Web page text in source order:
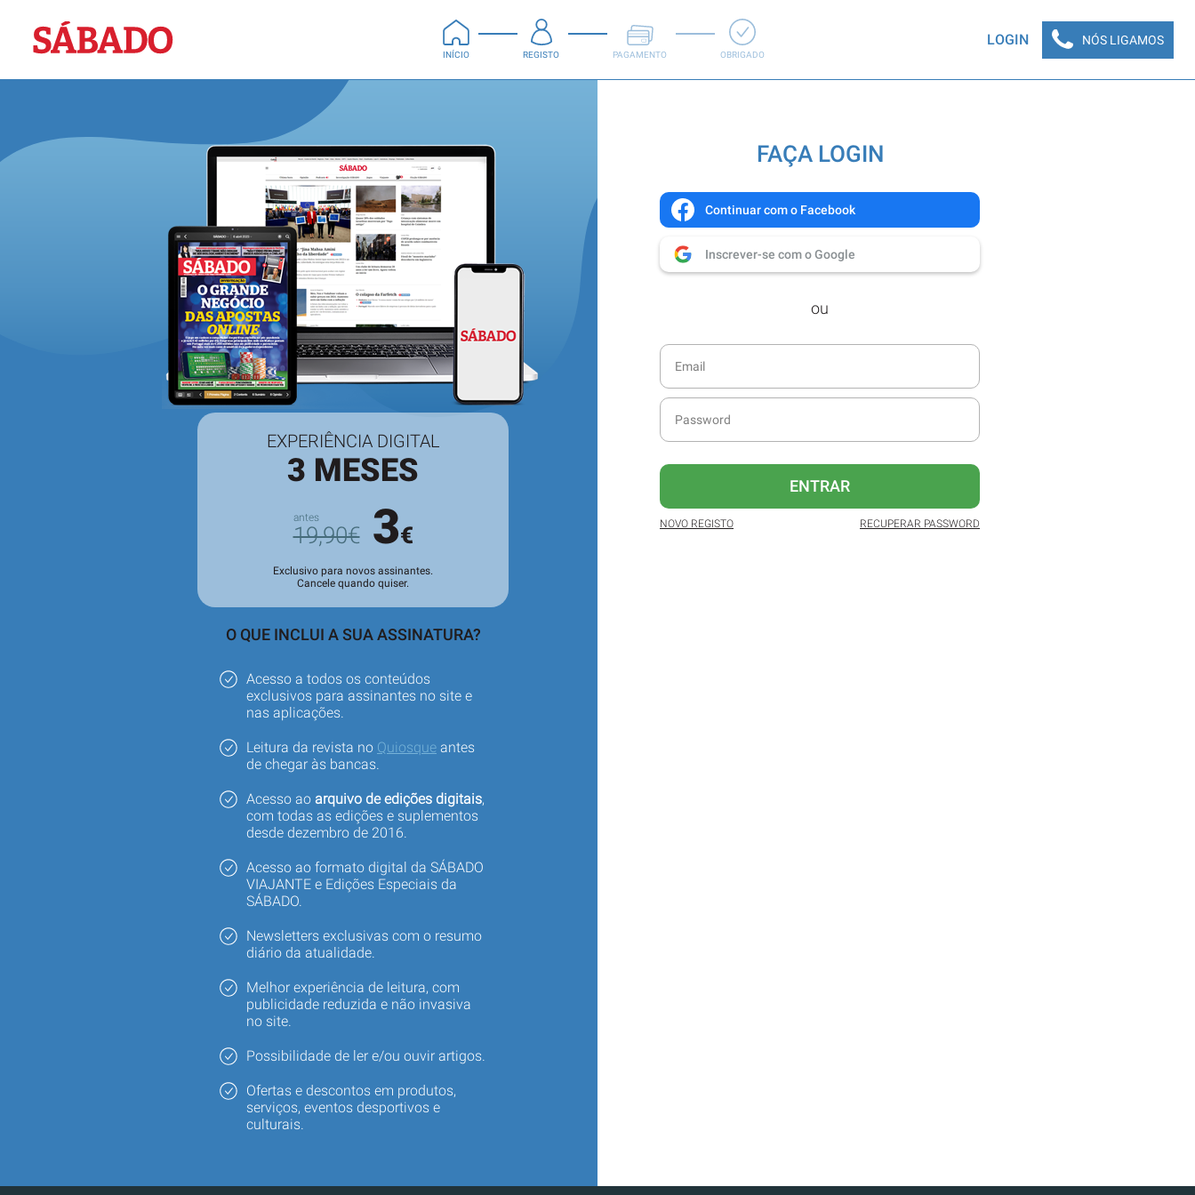
Sábado
INÍCIO REGISTO PAGAMENTO OBRIGADO
LOGIN NÓS LIGAMOS
EXPERIÊNCIA DIGITAL
3 MESES
19,90€ 3€
Exclusivo para novos assinantes.
Cancele quando quiser.
O QUE INCLUI A SUA ASSINATURA?
Acesso a todos os conteúdos
exclusivos para assinantes no site e
nas aplicações.
Leitura da revista no Quiosque antes
de chegar às bancas.
Acesso ao arquivo de edições digitais,
com todas as edições e suplementos
desde dezembro de 2016.
Acesso ao formato digital da SÁBADO
VIAJANTE e Edições Especiais da
SÁBADO.
Newsletters exclusivas com o resumo
diário da atualidade.
Melhor experiência de leitura, com
publicidade reduzida e não invasiva
no site.
Possibilidade de ler e/ou ouvir artigos.
Ofertas e descontos em produtos,
serviços, eventos desportivos e
culturais.
FAÇA LOGIN
Continuar com o Facebook
Inscrever-se com o Google
ou
ENTRAR
NOVO REGISTO RECUPERAR PASSWORD